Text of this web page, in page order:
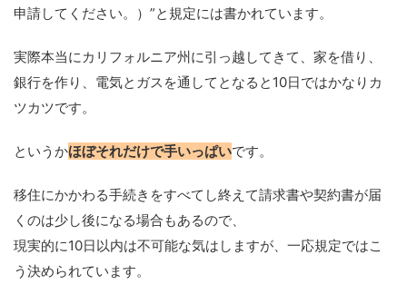
申請してください。）”と規定には書かれています。
実際本当にカリフォルニア州に引っ越してきて、家を借り、
銀行を作り、電気とガスを通してとなると10日ではかなりカ
ツカツです。
というかほぼそれだけで手いっぱいです。
移住にかかわる手続きをすべてし終えて請求書や契約書が届
くのは少し後になる場合もあるので、
現実的に10日以内は不可能な気はしますが、一応規定ではこ
う決められています。